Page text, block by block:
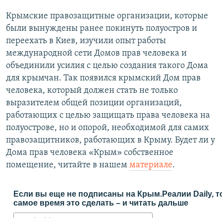
Крымские правозащитные организации, которые
были вынуждены ранее покинуть полуостров и
переехать в Киев, изучили опыт работы
международной сети Домов прав человека и
объединили усилия с целью создания такого Дома
для крымчан. Так появился крымский Дом прав
человека, который должен стать не только
выразителем общей позиции организаций,
работающих с целью защищать права человека на
полуострове, но и опорой, необходимой для самих
правозащитников, работающих в Крыму. Будет ли у
Дома прав человека «Крым» собственное
помещение, читайте в нашем материале.
Если вы еще не подписаны на Крым.Реалии Daily,
самое время это сделать – и читать дальше